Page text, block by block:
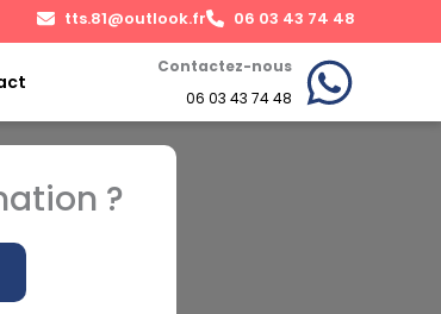
tts.81@outlook.fr 06 03 43 74 48
Contactez-nous
06 03 43 74 48
?